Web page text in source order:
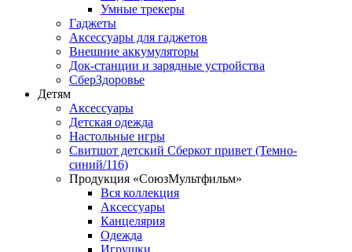
Умные трекеры
Гаджеты
Аксессуары для гаджетов
Внешние аккумуляторы
Док-станции и зарядные устройства
СберЗдоровье
Детям
Аксессуары
Детская одежда
Настольные игры
Свитшот детский Сберкот привет (Темно-
синий/116)
Продукция «СоюзМультфильм»
Вся коллекция
Аксессуары
Канцелярия
Одежда
Игрушки